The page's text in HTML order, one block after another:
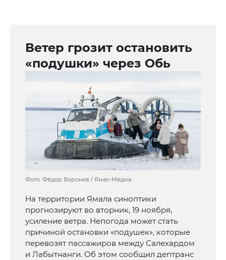
Ветер грозит остановить
«подушки» через Обь
Фото: Фёдор Воронов / Ямал-Медиа
На территории Ямала синоптики
прогнозируют во вторник, 19 ноября,
усиление ветра. Непогода может стать
причиной остановки «подушек», которые
перевозят пассажиров между Салехардом
и Лабытнанги. Об этом сообщил дептранс